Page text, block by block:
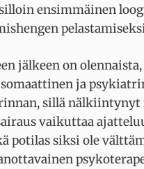
ensimmäinen
jälkeen on
ja
sillä nälkiintynyt
vaikuttaa
potilas siksi ole